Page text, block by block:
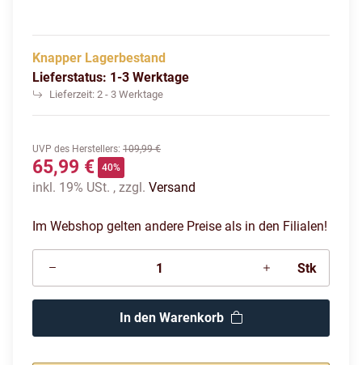
Knapper Lagerbestand
Lieferstatus: 1-3 Werktage
Lieferzeit: 2 - 3 Werktage
UVP des Herstellers: 109,99 €
65,99 € 40%
inkl. 19% USt. , zzgl. Versand
Im Webshop gelten andere Preise als in den Filialen!
Stk
In den Warenkorb